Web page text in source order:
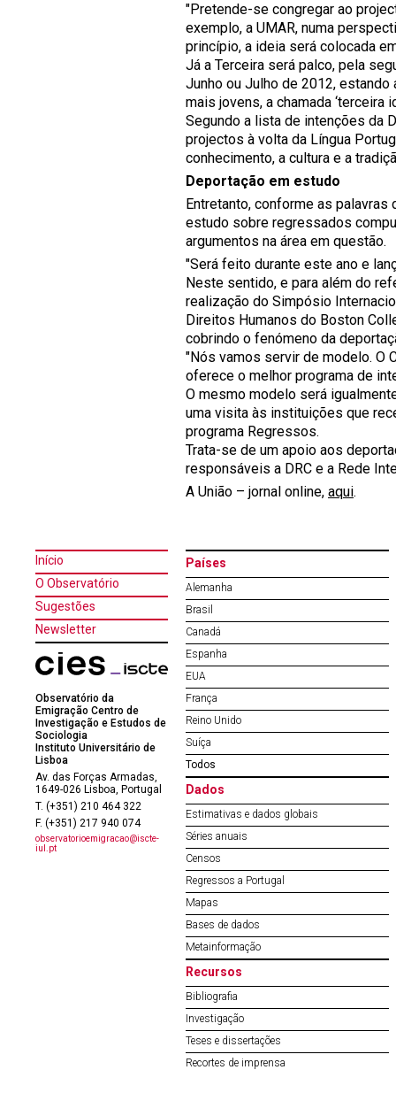
"Pretende-se congregar ao
exemplo, a UMAR, numa
princípio, a ideia será colocada
Já a Terceira será palco, pela
Junho ou Julho de 2012,
mais jovens, a chamada
Segundo a lista de intenções da
projectos à volta da Língua
conhecimento, a cultura e a
Deportação em estudo
Entretanto, conforme as palavras
estudo sobre regressados
argumentos na área em questão.
"Será feito durante este ano e
Neste sentido, e para além do
realização do Simpósio
Direitos Humanos do Boston
cobrindo o fenómeno da
"Nós vamos servir de modelo. O
oferece o melhor programa de
O mesmo modelo será
uma visita às instituições que
programa Regressos.
Trata-se de um apoio aos
responsáveis a DRC e a Rede
A União – jornal online, aqui.
Início
O Observatório
Sugestões
Newsletter
Observatório da
Emigração Centro de
Investigação e Estudos de
Sociologia
Instituto Universitário de
Lisboa
Av. das Forças Armadas,
1649-026 Lisboa, Portugal
T. (+351) 210 464 322
F. (+351) 217 940 074
observatorioemigracao@iscte-
iul.pt
Países
Alemanha
Brasil
Canadá
Espanha
EUA
França
Reino Unido
Suíça
Todos
Dados
Estimativas e dados globais
Séries anuais
Censos
Regressos a Portugal
Mapas
Bases de dados
Metainformação
Recursos
Bibliografia
Investigação
Teses e dissertações
Recortes de imprensa